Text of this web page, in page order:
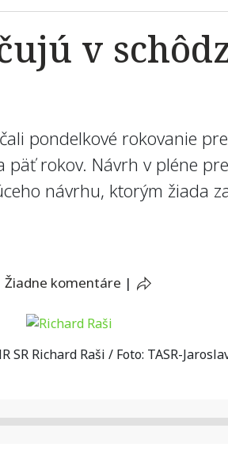
v
pondelkové rokovanie
rokov. Návrh v pléne
návrhu, ktorým žiada
Žiadne komentáre |
SR Richard Raši / Foto: TASR-